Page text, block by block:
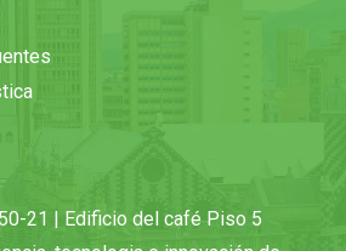
21 | Edificio del café Piso 5